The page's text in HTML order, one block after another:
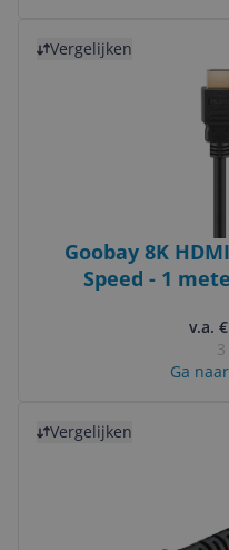
Vergelijken
Goobay 8K
Speed - 1
v.a.
Ga
Vergelijken